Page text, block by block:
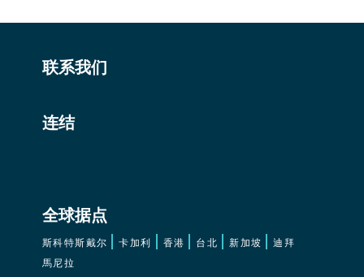
联系我们
连结
全球据点
斯科特斯戴尔 卡加利 香港 台北 新加坡
迪拜
馬尼拉